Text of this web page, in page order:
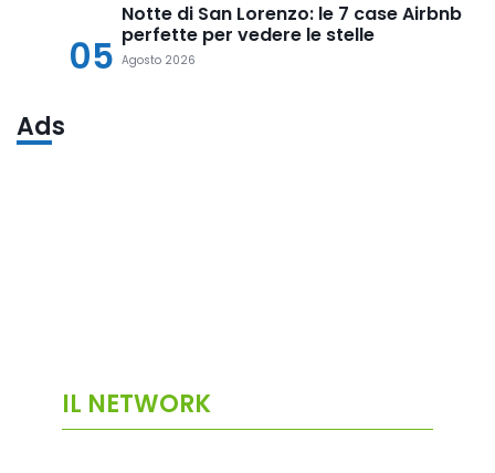
05
Notte di San Lorenzo: le 7 case Airbnb
perfette per vedere le stelle
Agosto 2026
Ads
IL NETWORK